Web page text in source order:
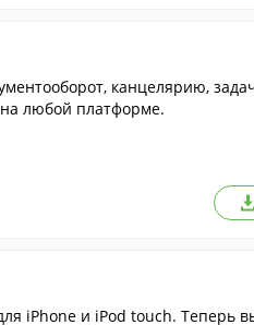
канцелярию,
любой платформе.
iPhone и iPod touch. Теперь